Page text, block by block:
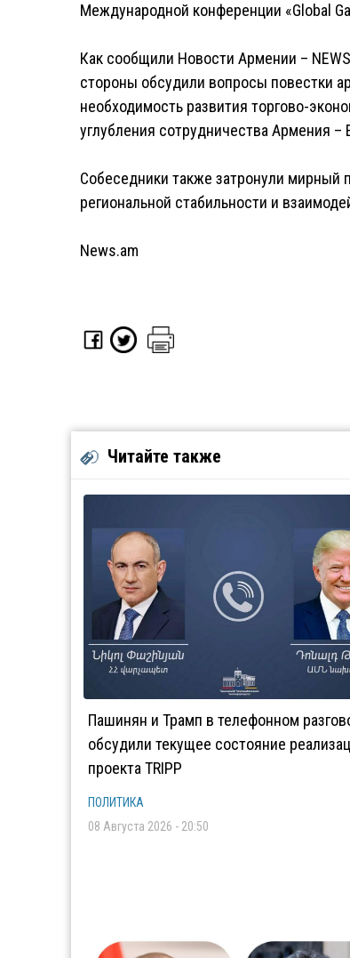
Международной конференции «Global
Как сообщили Новости Армении –
стороны обсудили вопросы повестки
необходимость развития торгово-
углубления сотрудничества Армения –
Собеседники также затронули мирный
региональной стабильности и
News.am
Читайте также
Пашинян и Трамп в телефонном
обсудили текущее состояние
проекта TRIPP
ПОЛИТИКА
08 Августа 2026 - 20:50